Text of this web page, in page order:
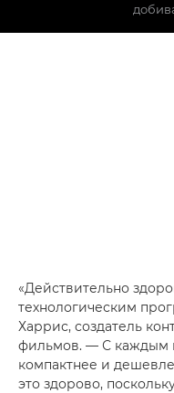
«Действительно
технологическим
Харрис, создатель
фильмов. — С каждым
компактнее и
это здорово,